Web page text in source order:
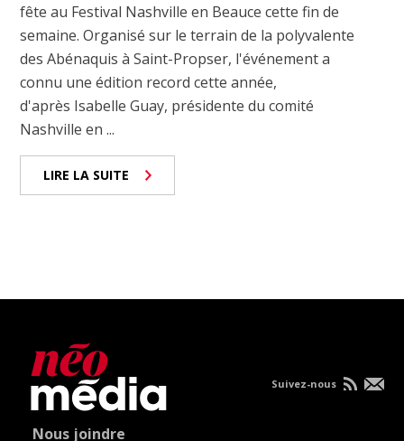
fête au Festival Nashville en Beauce cette fin de
semaine. Organisé sur le terrain de la polyvalente
des Abénaquis à Saint-Propser, l'événement a
connu une édition record cette année,
d'après Isabelle Guay, présidente du comité
Nashville en ...
LIRE LA SUITE
Nous joindre
Suivez-nous